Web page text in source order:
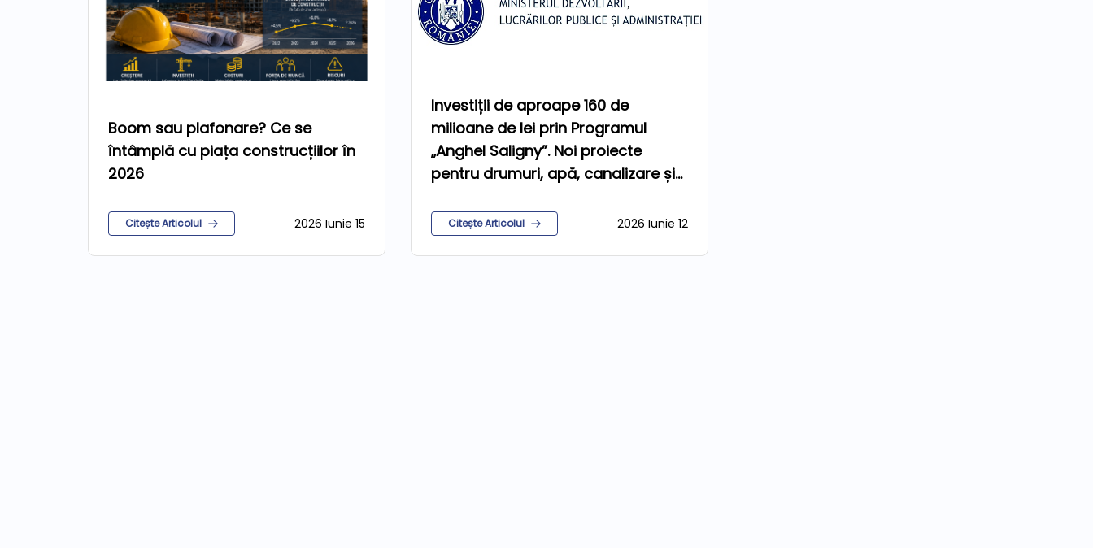
Boom sau plafonare? Ce se
întâmplă cu piața construcțiilor în
2026
Citește Articolul 2026 Iunie 15
Investiții de aproape 160 de
milioane de lei prin Programul
„Anghel Saligny”. Noi proiecte
pentru drumuri, apă, canalizare și
Citește Articolul 2026 Iunie 12